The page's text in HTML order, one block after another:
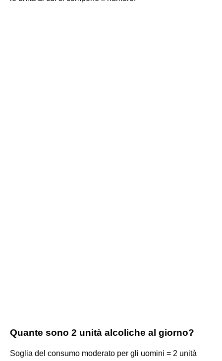
Quante sono 2 unità alcoliche al giorno?
Soglia del consumo moderato per gli uomini = 2 unità